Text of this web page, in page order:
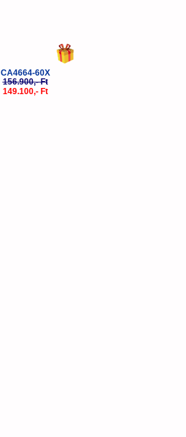
CA4664-60X
156.900,- Ft
149.100,- Ft